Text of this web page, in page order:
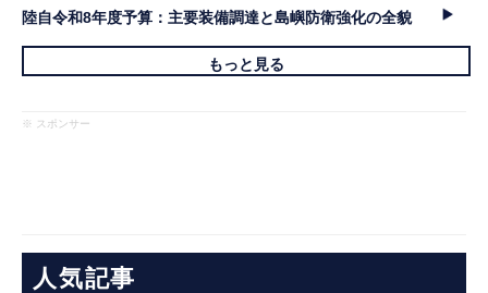
陸自令和8年度予算：主要装備調達と島嶼防衛強化の全貌
もっと見る
※ スポンサー
人気記事